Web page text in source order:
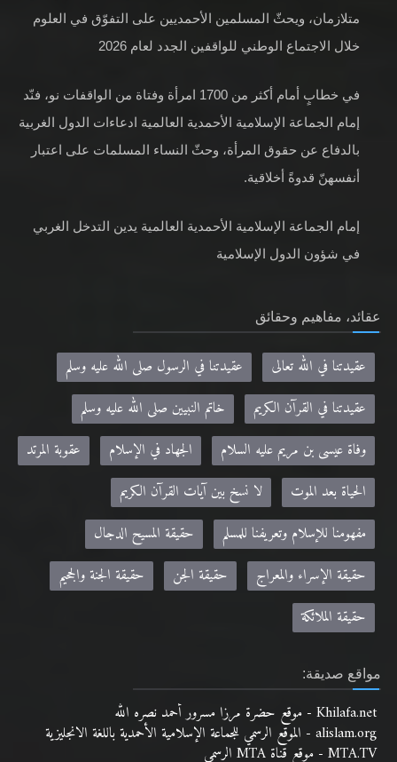
متلازمان، ويحثّ المسلمين الأحمديين على التفوّق في العلوم
خلال الاجتماع الوطني للواقفين الجدد لعام 2026
في خطابٍ أمام أكثر من 1700 امرأة وفتاة من الواقفات نو، فنّد
إمام الجماعة الإسلامية الأحمدية العالمية ادعاءات الدول الغربية
بالدفاع عن حقوق المرأة، وحثّ النساء المسلمات على اعتبار
أنفسهنّ قدوةً أخلاقية.
إمام الجماعة الإسلامية الأحمدية العالمية يدين التدخل الغربي
في شؤون الدول الإسلامية
عقائد، مفاهيم وحقائق
عقيدتنا في الله تعالى
عقيدتنا في الرسول صلى الله عليه وسلم
عقيدتنا في القرآن الكريم
خاتم النبيين صلى الله عليه وسلم
وفاة عيسى بن مريم عليه السلام
الجهاد في الإسلام
عقوبة المرتد
الحياة بعد الموت
لا نسخ بين آيات القرآن الكريم
مفهومنا للإسلام وتعريفنا للمسلم
حقيقة المسيح الدجال
حقيقة الإسراء والمعراج
حقيقة الجن
حقيقة الجنة والجحيم
حقيقة الملائكة
مواقع صديقة:
Khilafa.net - موقع حضرة مرزا مسرور أحمد نصره الله
alislam.org - الموقع الرسمي للجماعة الإسلامية الأحمدية باللغة الانجليزية
MTA.TV - موقع قناة MTA الرسمي